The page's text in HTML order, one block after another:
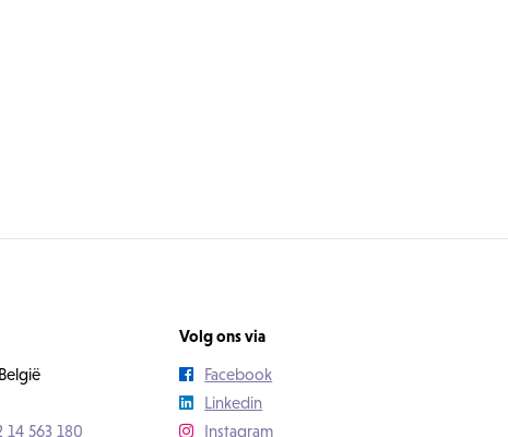
14 563 180
Volg ons via
Facebook
Linkedin
Instagram